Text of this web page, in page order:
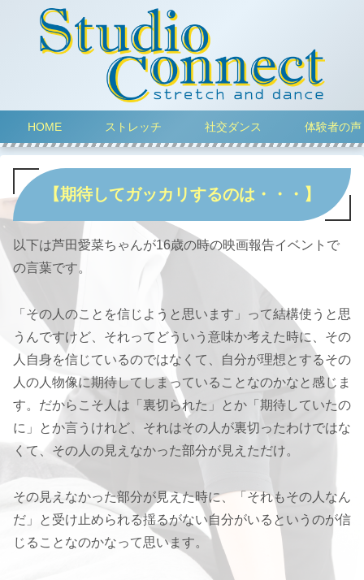
HOME ストレッチ 社交ダンス 体験者の声
【期待してガッカリするのは・・・】
以下は芦田愛菜ちゃんが16歳の時の映画報告イベントで
の言葉です。
「その人のことを信じようと思います」って結構使うと思
うんですけど、それってどういう意味か考えた時に、その
人自身を信じているのではなくて、自分が理想とするその
人の人物像に期待してしまっていることなのかなと感じま
す。だからこそ人は「裏切られた」とか「期待していたの
に」とか言うけれど、それはその人が裏切ったわけではな
くて、その人の見えなかった部分が見えただけ。
その見えなかった部分が見えた時に、「それもその人なん
だ」と受け止められる揺るがない自分がいるというのが信
じることなのかなって思います。